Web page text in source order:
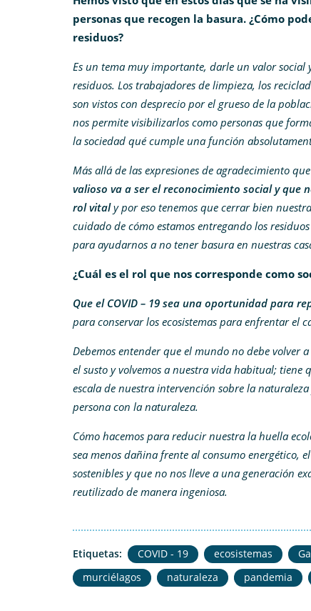
personas que recogen la basura. ¿Cómo
residuos?
Es un tema muy importante, darle un valor social
residuos. Los trabajadores de limpieza, los
son vistos con desprecio por el grueso de la
nos permite visibilizarlos como personas que
la sociedad qué cumple una función
Más allá de las expresiones de agradecimiento
valioso va a ser el reconocimiento social y que
rol vitaly por eso tenemos que cerrar bien
cuidado de cómo estamos entregando los
para ayudarnos a no tener basura en nuestras
¿Cuál es el rol que nos corresponde como
Que el COVID – 19 sea una oportunidad para
para conservar los ecosistemas para enfrentar el
Debemos entender que el mundo no debe volver
el susto y volvemos a nuestra vida habitual; tiene
escala de nuestra intervención sobre la
persona con la naturaleza.
Cómo hacemos para reducir nuestra la huella
sea menos dañina frente al consumo energético,
sostenibles y que no nos lleve a una generación
reutilizado de manera ingeniosa.
Etiquetas: COVID - 19 ecosistemas
murciélagos
naturaleza pandemia